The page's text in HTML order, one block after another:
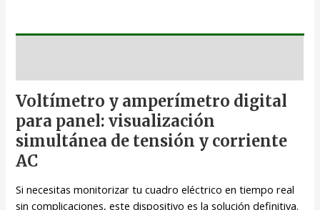
Voltímetro y amperímetro digital
para panel: visualización
simultánea de tensión y corriente
AC
Si necesitas monitorizar tu cuadro eléctrico en tiempo real
sin complicaciones, este dispositivo es la solución definitiva.